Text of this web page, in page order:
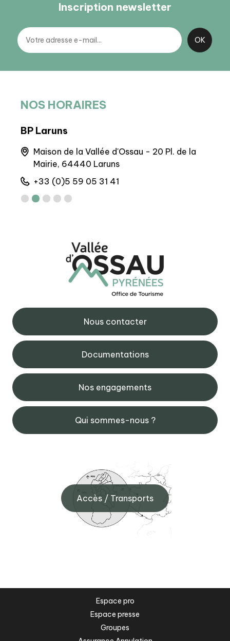
Inscription newsletter
NOS HORAIRES
BP Laruns
Maison de la Vallée d'Ossau - 20 Pl. de la
Mairie, 64440 Laruns
+33 (0)5 59 05 31 41
Nous contacter
Documentations
Nos engagements
Qui sommes-nous ?
Accès / Transports
Espace pro
Espace presse
Groupes